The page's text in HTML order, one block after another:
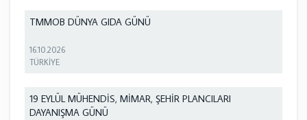
TMMOB DÜNYA GIDA GÜNÜ
16.10.2026
TÜRKİYE
19 EYLÜL MÜHENDİS, MİMAR, ŞEHİR PLANCILARI
DAYANIŞMA GÜNÜ